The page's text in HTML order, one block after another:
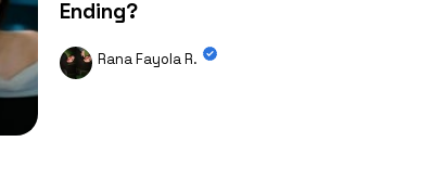
Ending?
Rana Fayola R.